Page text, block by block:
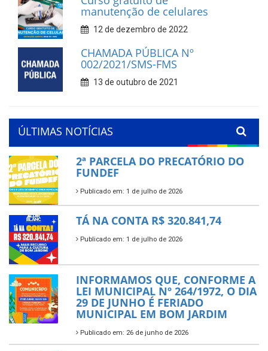
manutenção de celulares
12 de dezembro de 2022
CHAMADA PÚBLICA Nº
002/2021/SMS-FMS
13 de outubro de 2021
ÚLTIMAS NOTÍCIAS
2ª PARCELA DO PRECATÓRIO DO
FUNDEF
Publicado em: 1 de julho de 2026
TÁ NA CONTA R$ 320.841,74
Publicado em: 1 de julho de 2026
INFORMAMOS QUE, CONFORME A
LEI MUNICIPAL Nº 264/1972, O DIA
29 DE JUNHO É FERIADO
MUNICIPAL EM BOM JARDIM
Publicado em: 26 de junho de 2026